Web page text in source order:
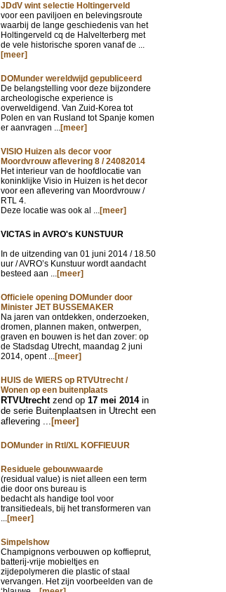
JDdV wint selectie Holtingerveld
voor een paviljoen en belevingsroute
waarbij de lange geschiedenis van het
Holtingerveld cq de Halvelterberg met
de vele historische sporen vanaf de ...
[meer]
DOMunder wereldwijd gepubliceerd
De belangstelling voor deze bijzondere
archeologische experience is
overweldigend. Van Zuid-Korea tot
Polen en van Rusland tot Spanje komen
er aanvragen ...[meer]
VISIO Huizen als decor voor
Moordvrouw aflevering 8 / 24082014
Het interieur van de hoofdlocatie van
koninklijke Visio in Huizen is het decor
voor een aflevering van Moordvrouw /
RTL 4.
Deze locatie was ook al ...[meer]
VICTAS in AVRO's KUNSTUUR
In de uitzending van 01 juni 2014 / 18.50
uur / AVRO’s Kunstuur wordt aandacht
besteed aan ...[meer]
Officiele opening DOMunder door
Minister JET BUSSEMAKER
Na jaren van ontdekken, onderzoeken,
dromen, plannen maken, ontwerpen,
graven en bouwen is het dan zover: op
de Stadsdag Utrecht, maandag 2 juni
2014, opent ...[meer]
HUIS de WIERS op RTVUtrecht /
Wonen op een buitenplaats
RTVUtrechtzend op 17 mei 2014 in
de serie Buitenplaatsen in Utrecht een
aflevering ... [meer]
DOMunder in Rtl/XL KOFFIEUUR
Residuele gebouwwaarde
(residual value) is niet alleen een term
die door ons bureau is
bedacht als handige tool voor
transitiedeals, bij het transformeren van
...[meer]
Simpelshow
Champignons verbouwen op koffieprut,
batterij-vrije mobieltjes en
zijdepolymeren die plastic of staal
vervangen. Het zijn voorbeelden van de